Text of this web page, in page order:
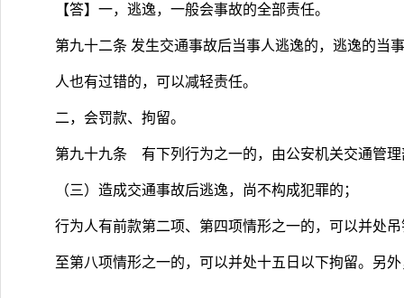
【答】一，逃逸，一般会事故的全部责任。
第九十二条 发生交通事故后当事人逃逸的，逃逸的当
人也有过错的，可以减轻责任。
二，会罚款、拘留。
第九十九条 有下列行为之一的，由公安机关交通管
（三）造成交通事故后逃逸，尚不构成犯罪的；
行为人有前款第二项、第四项情形之一的，可以并处
至第八项情形之一的，可以并处十五日以下拘留。另